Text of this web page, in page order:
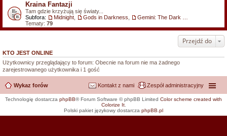
Kraina Fantazji
Tam gdzie krzyżują się światy...
Subfora:
Midnight Gods in Darkness
Tematy: 79
Przejdź do
KTO JEST ONLINE
Użytkownicy przeglądający to forum: Obecnie na forum nie ma żadnego
zarejestrowanego użytkownika i 1 gość
Wykaz forów Zespół administracyjny
Kontakt z nami
Technologię dostarcza phpBB® Forum Software © phpBB Limited Color scheme created with
Colorize It.
Polski pakiet językowy dostarcza phpBB.pl